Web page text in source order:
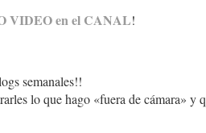
VIDEO en el CANAL!
semanales!!
lo que hago «fuera de cámara» y